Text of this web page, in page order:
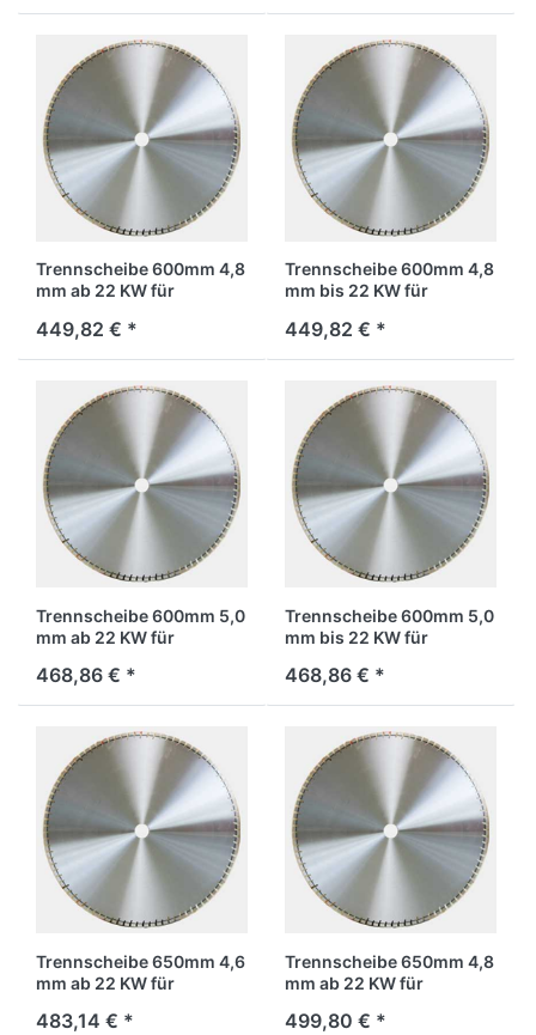
Trennscheibe 600mm 4,8
mm ab 22 KW für
449,82 € *
Trennscheibe 600mm 4,8
mm bis 22 KW für
449,82 € *
Trennscheibe 600mm 5,0
mm ab 22 KW für
468,86 € *
Trennscheibe 600mm 5,0
mm bis 22 KW für
468,86 € *
Trennscheibe 650mm 4,6
mm ab 22 KW für
483,14 € *
Trennscheibe 650mm 4,8
mm ab 22 KW für
499,80 € *